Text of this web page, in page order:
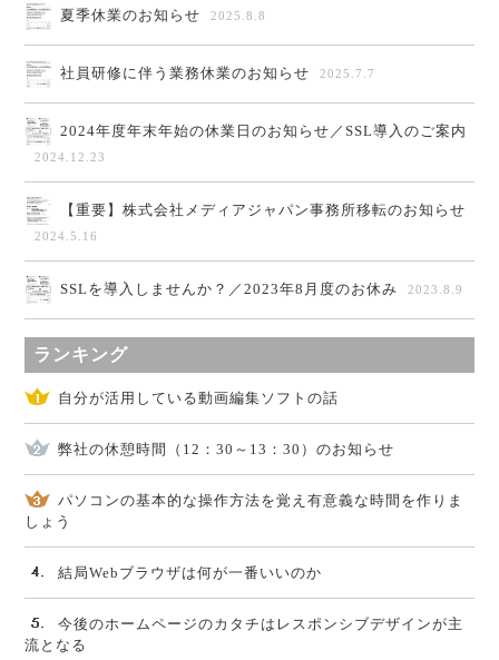
夏季休業のお知らせ 2025.8.8
社員研修に伴う業務休業のお知らせ 2025.7.7
2024年度年末年始の休業日のお知らせ／SSL導入のご案内
2024.12.23
【重要】株式会社メディアジャパン事務所移転のお知らせ
2024.5.16
SSLを導入しませんか？／2023年8月度のお休み 2023.8.9
ランキング
自分が活用している動画編集ソフトの話
弊社の休憩時間（12：30～13：30）のお知らせ
パソコンの基本的な操作方法を覚え有意義な時間を作りま
しょう
結局Webブラウザは何が一番いいのか
今後のホームページのカタチはレスポンシブデザインが主
流となる